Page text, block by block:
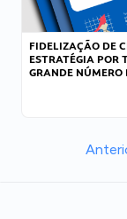
FIDELIZAÇÃO DE
ESTRATÉGIA POR
GRANDE NÚMERO